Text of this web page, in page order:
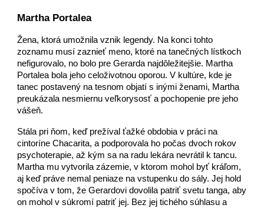
Martha Portalea
Žena, ktorá umožnila vznik legendy. Na konci tohto
zoznamu musí zaznieť meno, ktoré na tanečných lístkoch
nefigurovalo, no bolo pre Gerarda najdôležitejšie. Martha
Portalea bola jeho celoživotnou oporou. V kultúre, kde je
tanec postavený na tesnom objatí s inými ženami, Martha
preukázala nesmiernu veľkorysosť a pochopenie pre jeho
vášeň.
Stála pri ňom, keď prežíval ťažké obdobia v práci na
cintoríne Chacarita, a podporovala ho počas dvoch rokov
psychoterapie, až kým sa na radu lekára nevrátil k tancu.
Martha mu vytvorila zázemie, v ktorom mohol byť kráľom,
aj keď práve nemal peniaze na vstupenku do sály. Jej hold
spočíva v tom, že Gerardovi dovolila patriť svetu tanga, aby
on mohol v súkromí patriť jej. Bez jej tichého súhlasu a